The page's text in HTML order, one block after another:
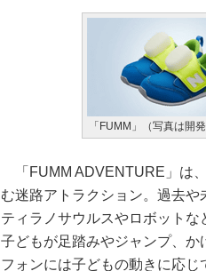
「FUMM」（写真は開
「FUMM ADVENTURE」は
む迷路アトラクション。過去
ティラノサウルスやロボット
子どもが足踏みやジャンプ、か
フォンには子どもの動きに応